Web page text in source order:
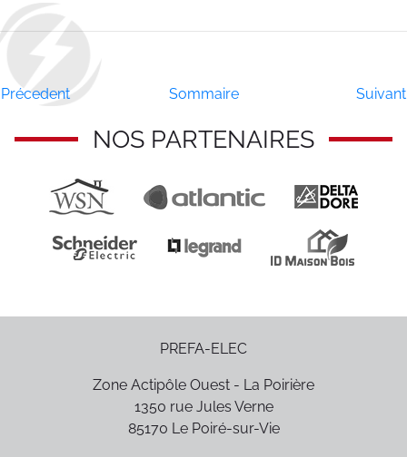
Précedent Sommaire Suivant
NOS PARTENAIRES
PREFA-ELEC
Zone Actipôle Ouest - La Poirière
1350 rue Jules Verne
85170 Le Poiré-sur-Vie